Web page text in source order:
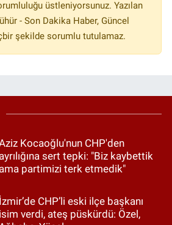
üstleniyorsunuz. Yazılan
- Son Dakika Haber, Güncel
şekilde sorumlu tutulamaz.
Kocaoğlu'nun CHP'den
ayrılığına sert tepki: "Biz kaybettik
ama partimizi terk etmedik"
İzmir’de CHP’li eski ilçe başkanı
isim verdi, ateş püskürdü: Özel,